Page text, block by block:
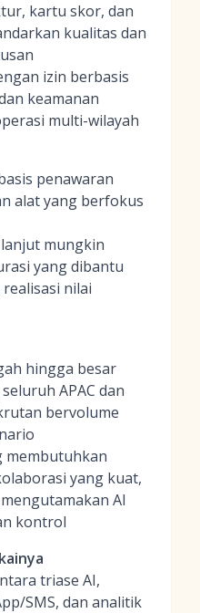
kartu skor, dan
kualitas dan
izin berbasis
keamanan
multi-wilayah
penawaran
alat yang berfokus
mungkin
yang dibantu
nilai
hingga besar
APAC dan
bervolume
membutuhkan
yang kuat,
AI
kontrol
triase AI,
SMS, dan analitik